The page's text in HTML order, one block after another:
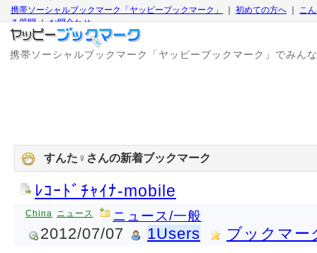
携帯ソーシャルブックマーク「ヤッピーブックマーク」 初めての方へ
こ
る質問｜お問合わせ
携帯ソーシャルブックマーク「ヤッピーブックマーク」でみん
すんた♀さんの新着ブックマーク
ﾚｺｰﾄﾞﾁｬｲﾅ-mobile
China ニュース ニュース/一般
2012/07/07 1Users ブックマー